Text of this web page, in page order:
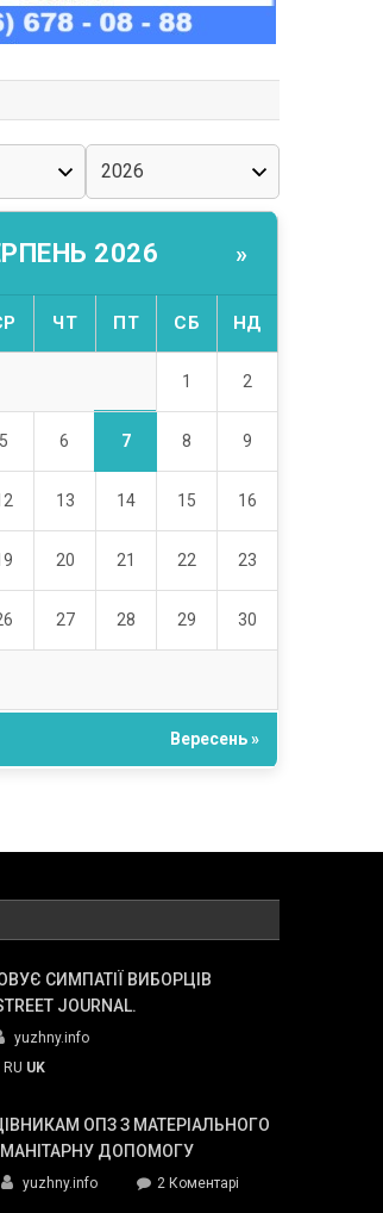
2026 »
ЧТ ПТ СБ НД
1 2
5 6 7 8 9
13 14 15 16
20 21 22 23
27 28 29 30
Вересень »
СИМПАТІЇ ВИБОРЦІВ
JOURNAL.
yuzhny.info
RU UK
ОПЗ З МАТЕРІАЛЬНОГО
ДОПОМОГУ
yuzhny.info 2 Коментарідо